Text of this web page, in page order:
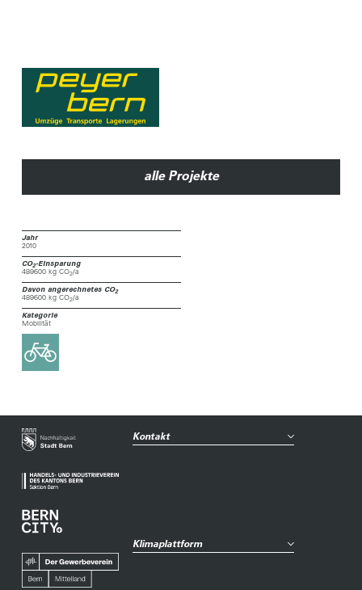
Jahr
2010
CO2-Einsparung
489600 kg CO2/a
Davon angerechnetes CO2
489600 kg CO2/a
Kategorie
Mobilität
alle Projekte
Kontakt
Klimaplattform